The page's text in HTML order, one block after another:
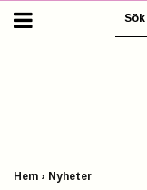
Hem › Nyheter